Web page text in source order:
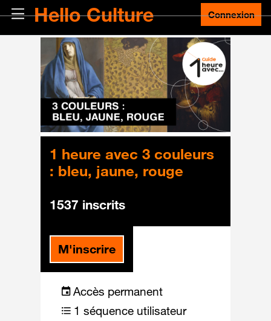
Passer au contenu principal
Panneau latéral
Hello Culture Connexion
1 heure avec 3 couleurs
: bleu, jaune, rouge
1537 inscrits
M'inscrire
Accès permanent
1 séquence utilisateur